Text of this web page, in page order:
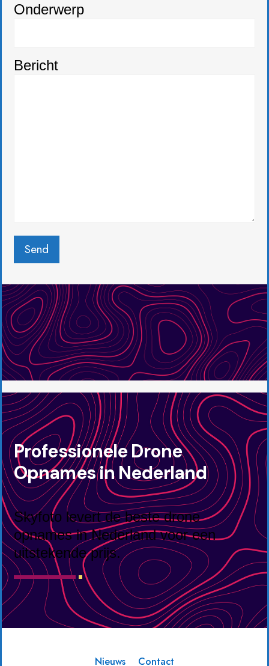
Onderwerp
Bericht
Professionele Drone
Opnames in Nederland
Skyfoto levert de beste drone
opnames in Nederland voor een
uitstekende prijs.
Nieuws Contact